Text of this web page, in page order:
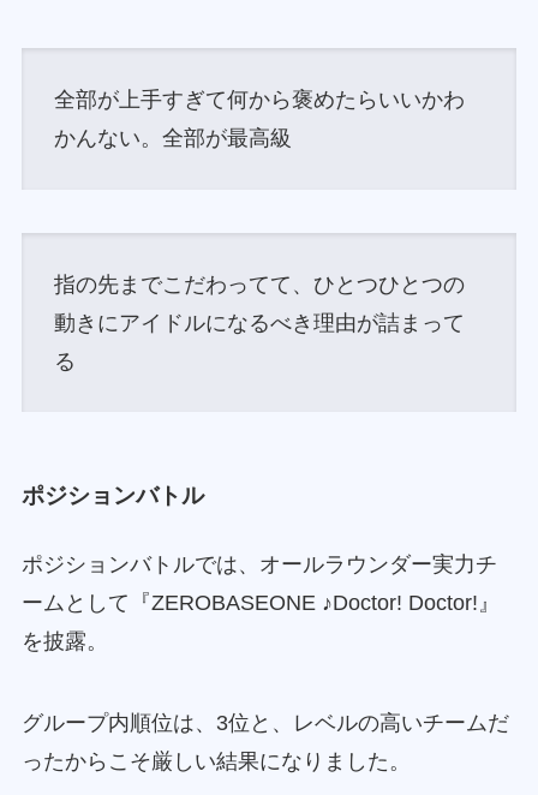
全部が上手すぎて何から褒めたらいいかわ
かんない。全部が最高級
指の先までこだわってて、ひとつひとつの
動きにアイドルになるべき理由が詰まって
る
ポジションバトル
ポジションバトルでは、オールラウンダー実力チ
ームとして『ZEROBASEONE ♪Doctor! Doctor!』
を披露。
グループ内順位は、3位と、レベルの高いチームだ
ったからこそ厳しい結果になりました。